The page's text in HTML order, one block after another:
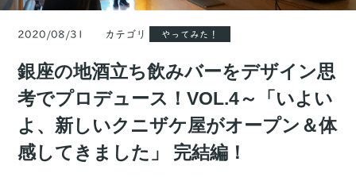
2020/08/31 カテゴリ やってみた！
銀座の地酒立ち飲みバーをデザイン思
考でプロデュース！VOL.4～「いよい
よ、新しいクニザケ屋がオープン＆体
感してきました」 完結編！